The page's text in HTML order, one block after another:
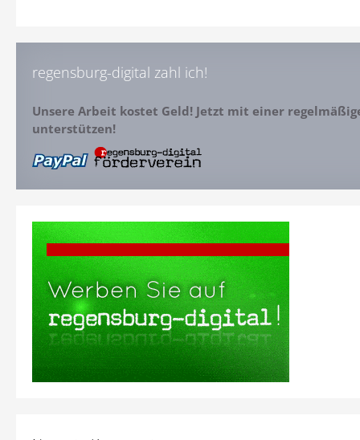
regensburg-digital zahl ich!
Unsere Arbeit kostet Geld! Jetzt mit einer
unterstützen!